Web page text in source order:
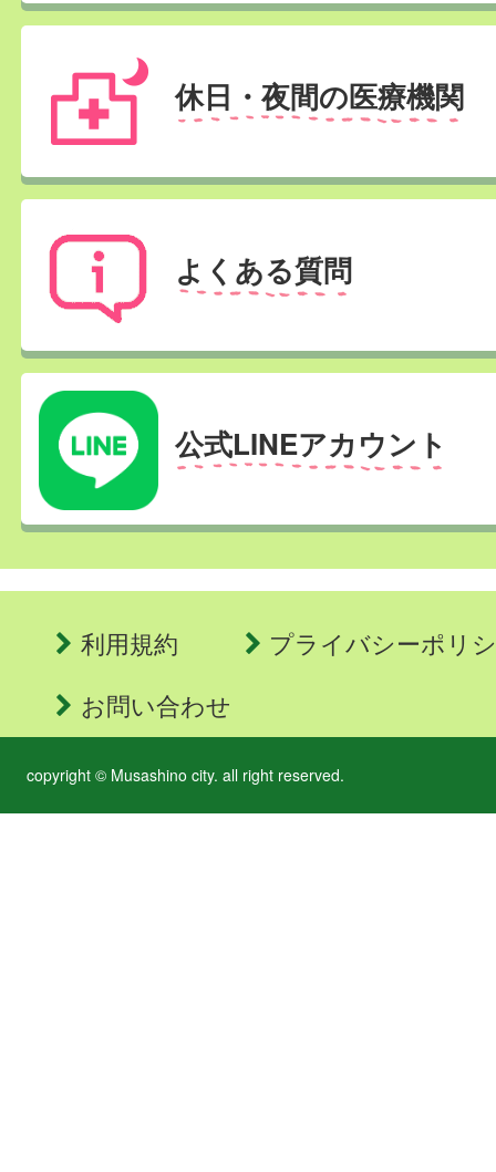
休日・夜間の医療機関
よくある質問
公式LINEアカウント
利用規約
プライバシーポリ
お問い合わせ
copyright © Musashino city. all right reserved.